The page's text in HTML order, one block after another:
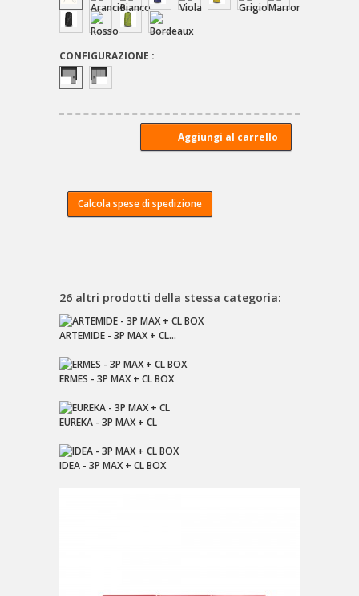
CONFIGURAZIONE :
Calcola spese di spedizione
26 altri prodotti della stessa categoria:
ARTEMIDE - 3P MAX + CL...
ERMES - 3P MAX + CL BOX
EUREKA - 3P MAX + CL
IDEA - 3P MAX + CL BOX